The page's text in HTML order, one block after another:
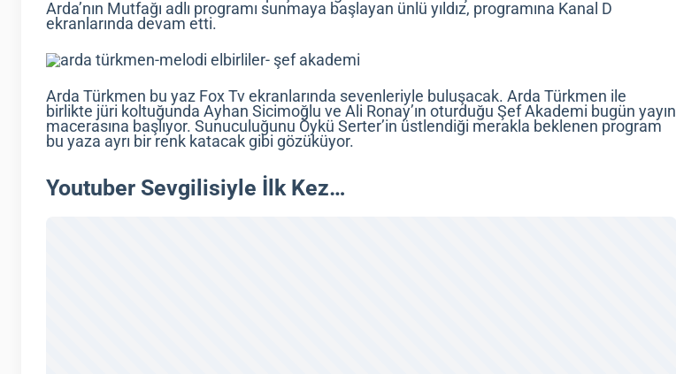
Arda’nın Mutfağı adlı programı sunmaya başlayan ünlü yıldız, programına Kanal D
ekranlarında devam etti.
Arda Türkmen bu yaz Fox Tv ekranlarında sevenleriyle buluşacak. Arda Türkmen ile
birlikte jüri koltuğunda Ayhan Sicimoğlu ve Ali Ronay’ın oturduğu Şef Akademi bugün yayın
macerasına başlıyor. Sunuculuğunu Öykü Serter’in üstlendiği merakla beklenen program
bu yaza ayrı bir renk katacak gibi gözüküyor.
Youtuber Sevgilisiyle İlk Kez…